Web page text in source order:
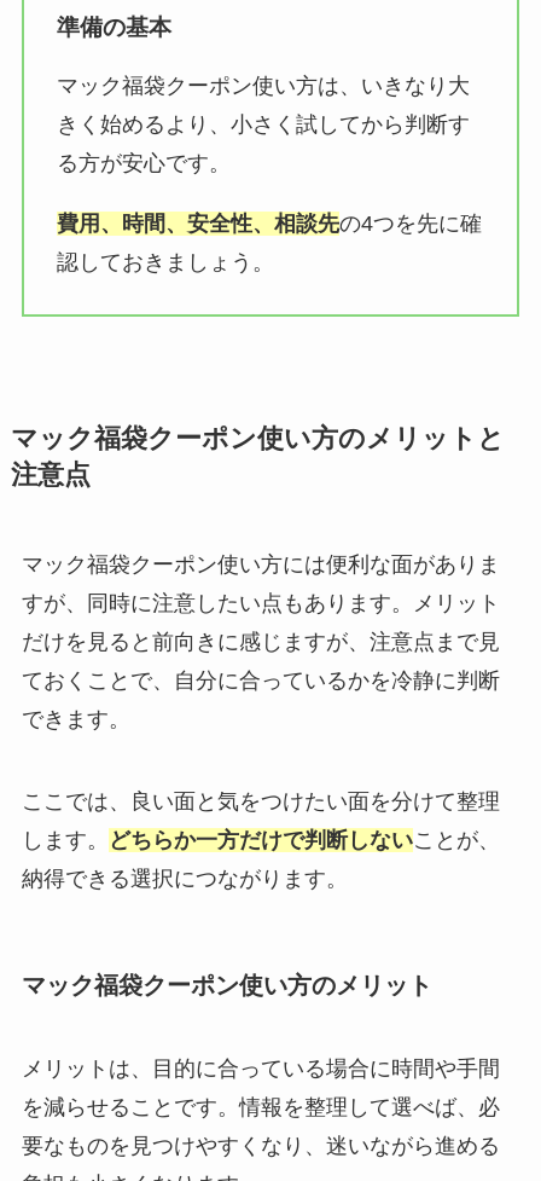
準備の基本
マック福袋クーポン使い方は、いきなり大
きく始めるより、小さく試してから判断す
る方が安心です。
費用、時間、安全性、相談先の4つを先に確
認しておきましょう。
マック福袋クーポン使い方のメリットと
注意点
マック福袋クーポン使い方には便利な面がありま
すが、同時に注意したい点もあります。メリット
だけを見ると前向きに感じますが、注意点まで見
ておくことで、自分に合っているかを冷静に判断
できます。
ここでは、良い面と気をつけたい面を分けて整理
します。
どちらか一方だけで判断しないことが、
納得できる選択につながります。
マック福袋クーポン使い方のメリット
メリットは、目的に合っている場合に時間や手間
を減らせることです。情報を整理して選べば、必
要なものを見つけやすくなり、迷いながら進める